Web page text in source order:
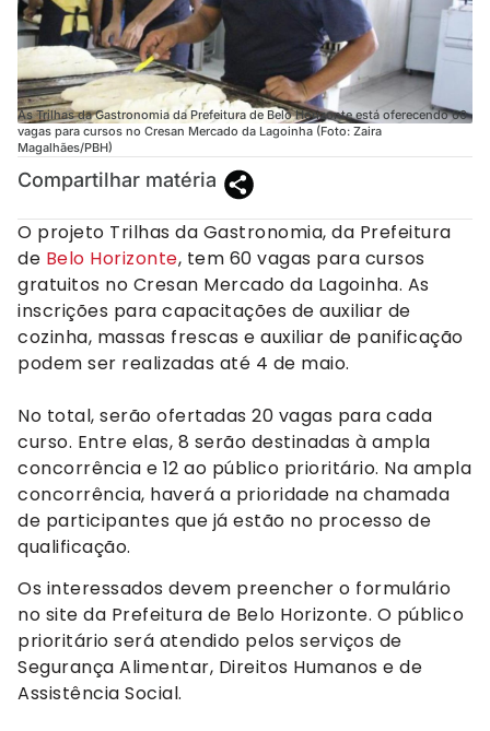
As Trilhas da Gastronomia da Prefeitura de Belo Horizonte está oferecendo 60
vagas para cursos no Cresan Mercado da Lagoinha (Foto: Zaira
Magalhães/PBH)
Compartilhar matéria
O projeto Trilhas da Gastronomia, da Prefeitura
de Belo Horizonte, tem 60 vagas para cursos
gratuitos no Cresan Mercado da Lagoinha. As
inscrições para capacitações de auxiliar de
cozinha, massas frescas e auxiliar de panificação
podem ser realizadas até 4 de maio.
No total, serão ofertadas 20 vagas para cada
curso. Entre elas, 8 serão destinadas à ampla
concorrência e 12 ao público prioritário. Na ampla
concorrência, haverá a prioridade na chamada
de participantes que já estão no processo de
qualificação.
Os interessados devem preencher o formulário
no site da Prefeitura de Belo Horizonte. O público
prioritário será atendido pelos serviços de
Segurança Alimentar, Direitos Humanos e de
Assistência Social.